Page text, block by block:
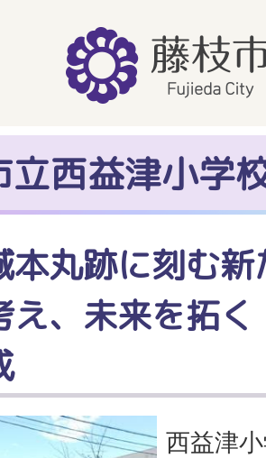
立西益津小学
本丸跡に刻む
え、未来を拓
西益津